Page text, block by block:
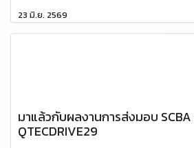
23 มิ.ย. 2569
มาแล้วกับผลงานการส่งมอบ SCBA
QTECDRIVE29